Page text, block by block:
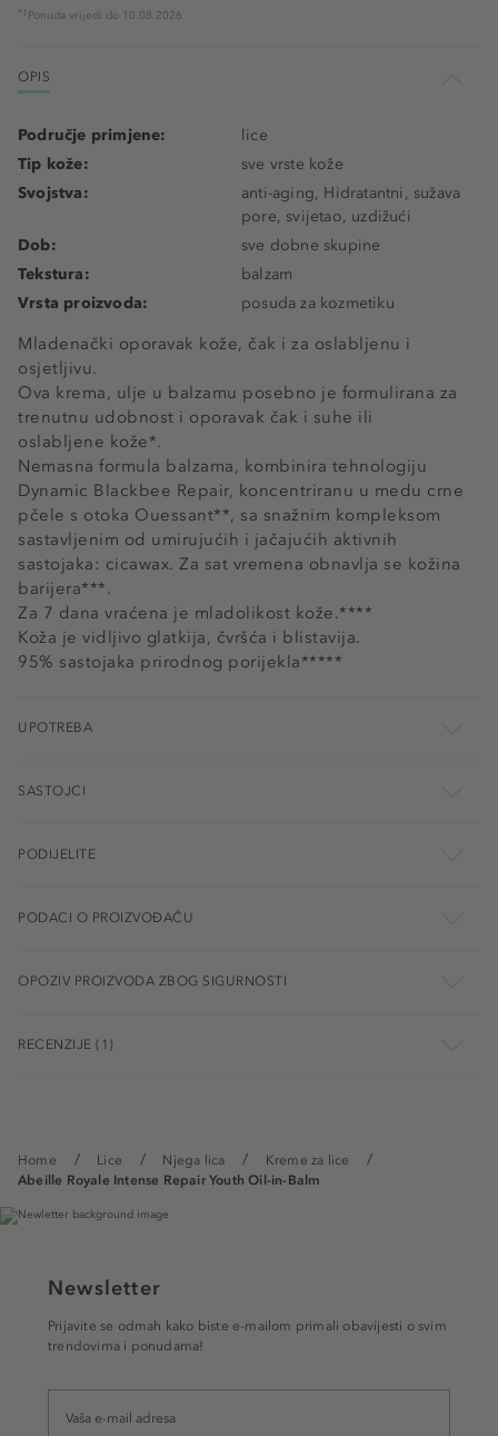
Home Lice Njega lica
Kreme za lice
Abeille Royale Intense Repair Youth Oil-in-Balm
*1 Ponuda vrijedi do 10.08.2026
OPIS
Mladenački oporavak kože, čak i za oslabljenu i
osjetljivu.
Ova krema, ulje u balzamu posebno je formulirana za
trenutnu udobnost i oporavak čak i suhe ili
oslabljene kože*.
Nemasna formula balzama, kombinira tehnologiju
Dynamic Blackbee Repair, koncentriranu u medu crne
pčele s otoka Ouessant**, sa snažnim kompleksom
sastavljenim od umirujućih i jačajućih aktivnih
sastojaka: cicawax. Za sat vremena obnavlja se kožina
barijera***.
Za 7 dana vraćena je mladolikost kože.****
Koža je vidljivo glatkija, čvršća i blistavija.
95% sastojaka prirodnog porijekla*****
Područje primjene:
lice
Tip kože:
sve vrste kože
Svojstva:
anti-aging, Hidratantni, sužava
pore, svijetao, uzdižući
Dob:
sve dobne skupine
Tekstura:
balzam
Vrsta proizvoda:
posuda za kozmetiku
UPOTREBA
SASTOJCI
PODIJELITE
PODACI O PROIZVOĐAČU
OPOZIV PROIZVODA ZBOG SIGURNOSTI
RECENZIJE (1)
Newsletter
Prijavite se odmah kako biste e-mailom primali obavijesti o svim
trendovima i ponudama!